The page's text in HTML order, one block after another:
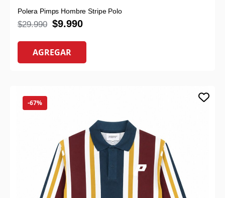
Polera Pimps Hombre Stripe Polo
$29.990 $9.990
AGREGAR
-67%